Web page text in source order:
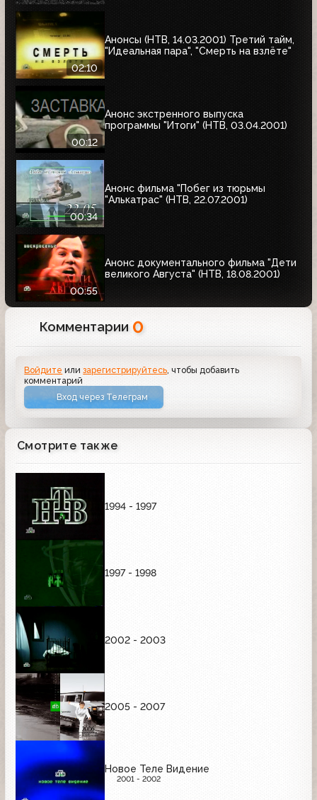
02:10
Анонсы (НТВ, 14.03.2001) Третий тайм,
"Идеальная пара", "Смерть на взлёте"
00:12
Анонс экстренного выпуска
программы "Итоги" (НТВ, 03.04.2001)
00:34
Анонс фильма "Побег из тюрьмы
"Алькатрас" (НТВ, 22.07.2001)
00:55
Анонс документального фильма "Дети
великого Августа" (НТВ, 18.08.2001)
Комментарии 0
Войдите илизарегистрируйтесь, чтобы добавить
комментарий
Вход через Телеграм
Смотрите также
1994 - 1997
1997 - 1998
2002 - 2003
2005 - 2007
Новое Теле Видение
2001 - 2002